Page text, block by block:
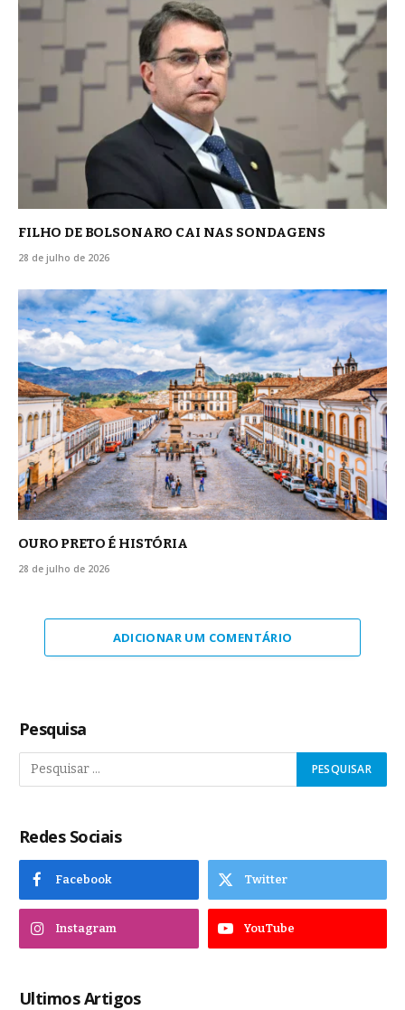
FILHO DE BOLSONARO CAI NAS SONDAGENS
28 de julho de 2026
OURO PRETO É HISTÓRIA
28 de julho de 2026
ADICIONAR UM COMENTÁRIO
Pesquisa
Redes Sociais
Facebook Twitter
Instagram YouTube
Ultimos Artigos